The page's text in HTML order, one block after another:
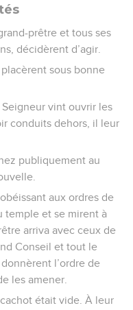
prêtre et tous ses
décidèrent d’agir.
sous bonne
vint ouvrir les
conduits dehors, il leur
publiquement au
aux ordres de
temple et se mirent à
arriva avec ceux de
Conseil et tout le
l’ordre de
les amener.
était vide. À leur